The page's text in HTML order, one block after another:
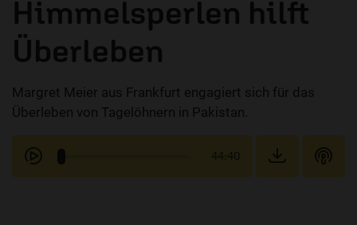
Himmelsperlen hilft
Überleben
Margret Meier aus Frankfurt engagiert sich für das
Überleben von Tagelöhnern in Pakistan.
44:40